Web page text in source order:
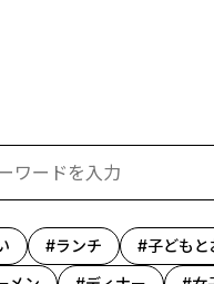
ランチ 子どもと